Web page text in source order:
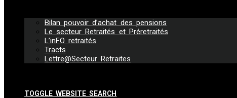
Bilan pouvoir d’achat des pensions
Le secteur Retraités et Préretraités
L’inFO retraités
Tracts
Lettre@Secteur Retraites
TOGGLE WEBSITE SEARCH